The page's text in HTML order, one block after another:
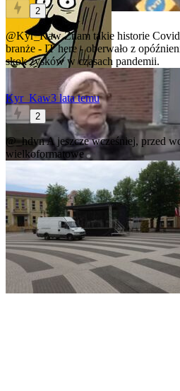
2
@Kyr_KawZnam takie historie
branże - IT here - oberwało z
skok zysków w czasach pandemii.
Kyr_Kaw3 lata temu
2
@_hdvnA jeszcze wcześniej, przed
wielkoformatowe